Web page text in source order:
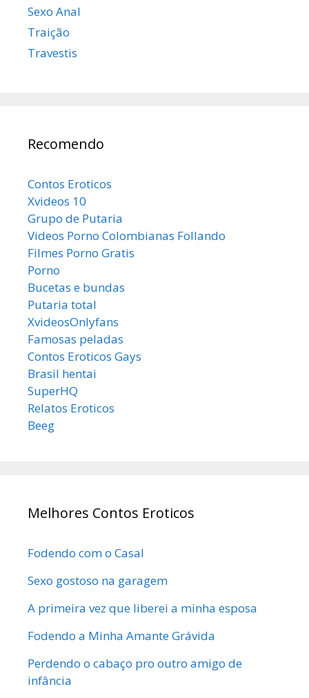
Sexo Anal
Traição
Travestis
Recomendo
Contos Eroticos
Xvideos 10
Grupo de Putaria
Videos Porno Colombianas Follando
Filmes Porno Gratis
Porno
Bucetas e bundas
Putaria total
XvideosOnlyfans
Famosas peladas
Contos Eroticos Gays
Brasil hentai
SuperHQ
Relatos Eroticos
Beeg
Melhores Contos Eroticos
Fodendo com o Casal
Sexo gostoso na garagem
A primeira vez que liberei a minha esposa
Fodendo a Minha Amante Grávida
Perdendo o cabaço pro outro amigo de
infância